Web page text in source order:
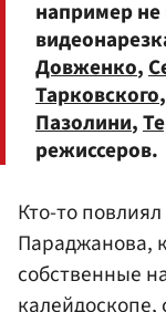
например
Довженко,
Тарковского
Пазолини,
режиссеров.
Кто-то
Параджанова,
собственные